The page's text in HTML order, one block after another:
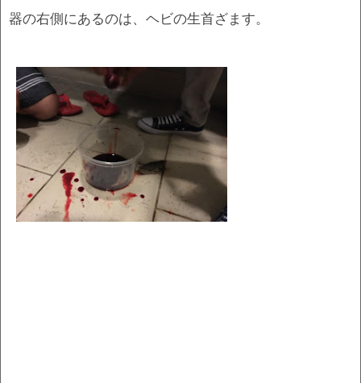
器の右側にあるのは、ヘビの生首ざます。